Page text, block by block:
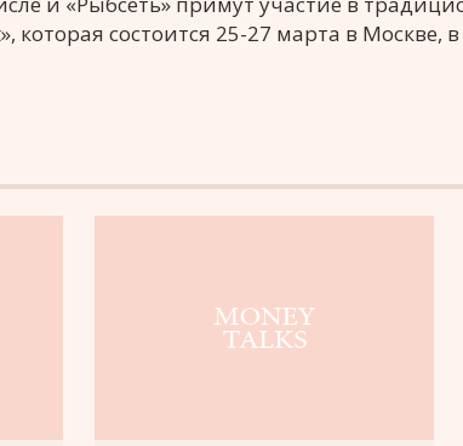
которая состоится 25-27 марта в Москве,